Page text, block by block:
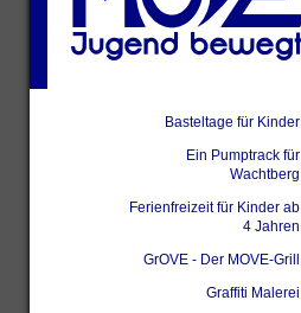
Basteltage für Kinder
Ein Pumptrack für
Wachtberg
Ferienfreizeit für Kinder ab
4 Jahren
GrOVE - Der MOVE-Grill
Graffiti Malerei